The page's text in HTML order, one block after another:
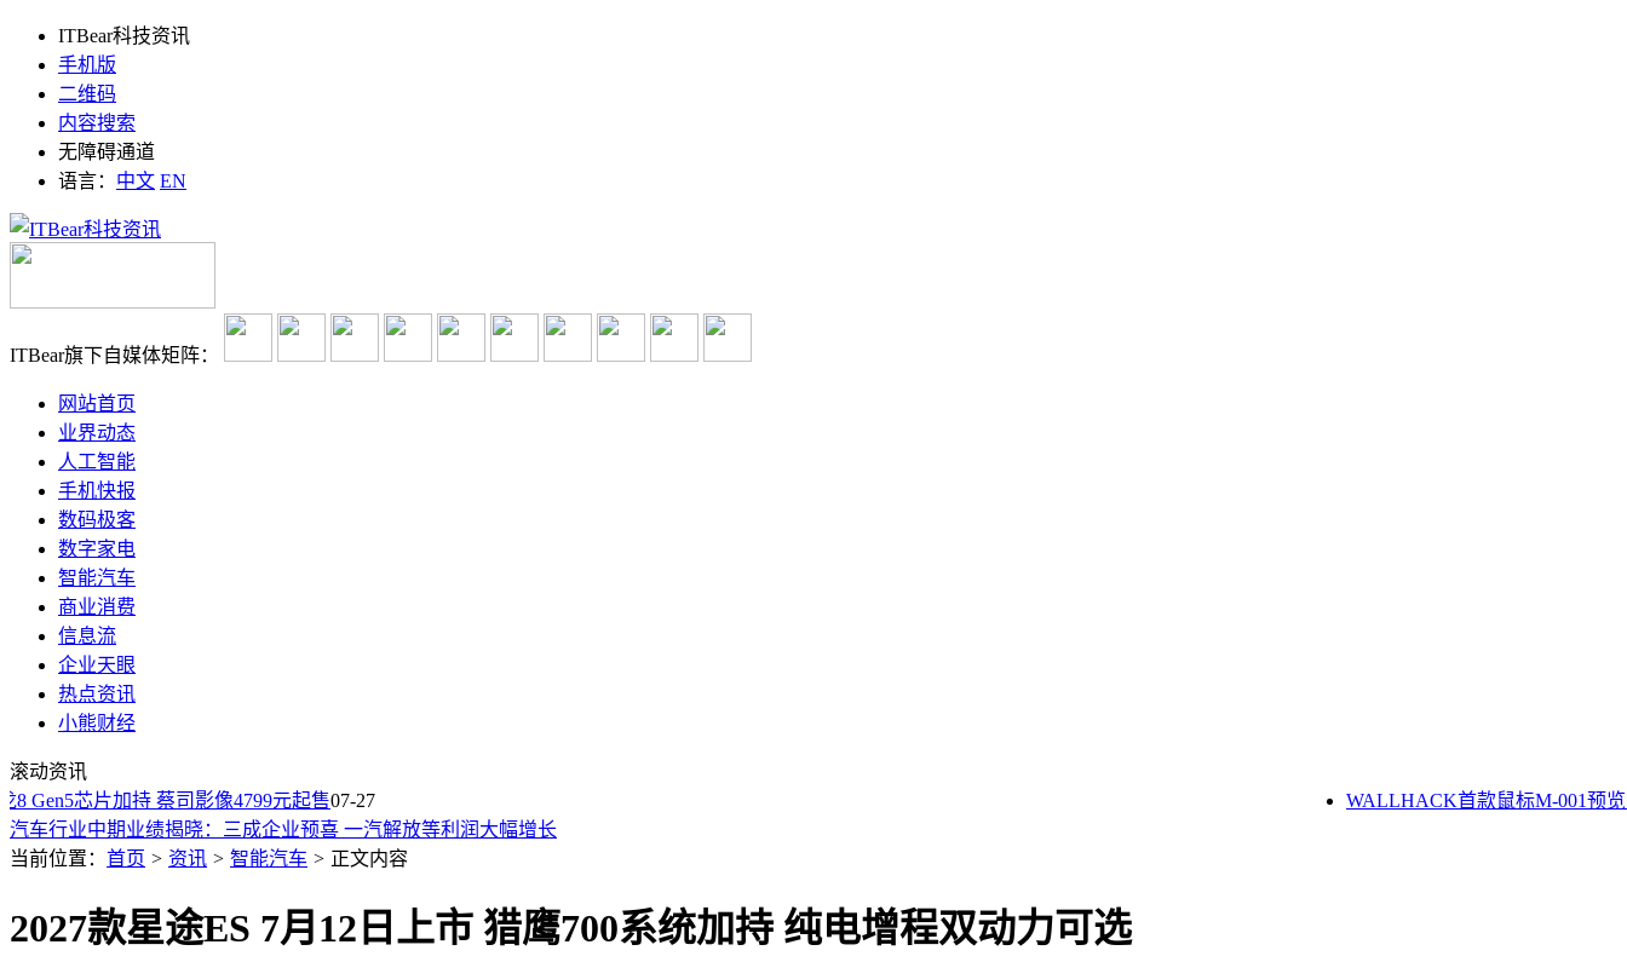
ITBear科技资讯
手机版
二维码
内容搜索
无障碍通道
语言： 中文 EN
ITBear旗下自媒体矩阵：
网站首页
业界动态
人工智能
手机快报
数码极客
数字家电
智能汽车
商业消费
信息流
企业天眼
热点资讯
小熊财经
滚动资讯
芯片加持 蔡司影像4799元起售07-27 WALLHACK首款鼠标M-001预览
IIHS权威认证！Waymo自动驾驶事故率比人类低68%
新能源车技术投资新风向：800V平台、固态电池等谁更具潜力？
汽车行业中期业绩揭晓：三成企业预喜 一汽解放等利润大幅增长
路虎揽胜家族新成员揽胜GT亮相，纯电起步或掀豪华轿车新潮流
宝马摩托三款新品齐发：R 12 S传承经典，GS探险版首推自动挡，RT版尽显奢华
新型代步车登场，氢能两轮与合规四轮补短板，短途出行迎多元新选择
适创科技完成近亿元B++轮融资，以技术创新推动工业智能体构建与发展
当前位置： 首页 > 资讯 > 智能汽车 > 正文内容
2027款星途ES 7月12日上市 猎鹰700系统加持 纯电增程双动力可选